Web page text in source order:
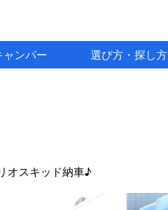
ャンパー 選び方・探し方
スキッド納車♪